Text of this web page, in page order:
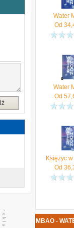
Water
Od
Water
Od
Księżyc
Od
- WATER MOON.